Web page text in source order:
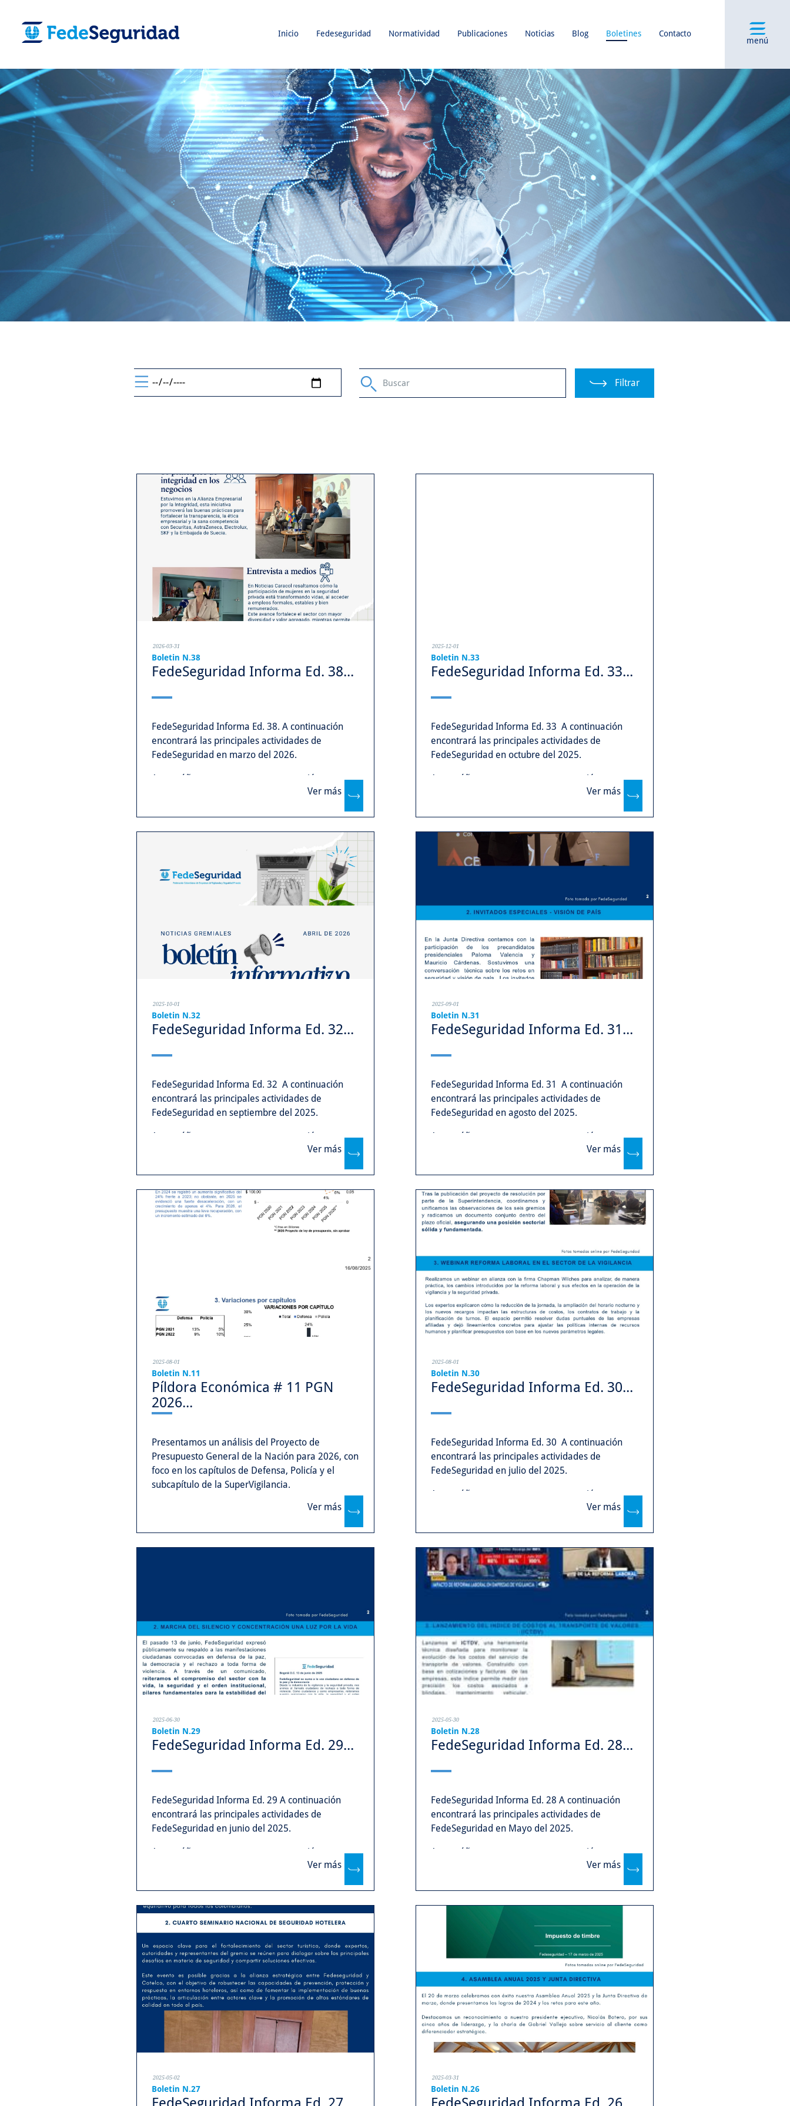
Inicio Fedeseguridad Normatividad Publicaciones Noticias Blog Boletines Contacto
menú
Filtrar
2026-03-31
Boletin N.38
FedeSeguridad Informa Ed. 38...
FedeSeguridad Informa Ed. 38. A continuación
encontrará las principales actividades de
FedeSeguridad en marzo del 2026.
Acompáñenos y conozca nuestra gestión.
Ver más
2025-12-01
Boletin N.33
FedeSeguridad Informa Ed. 33...
FedeSeguridad Informa Ed. 33 A continuación
encontrará las principales actividades de
FedeSeguridad en octubre del 2025.
Acompáñenos y conozca nuestra gestión.
Ver más
2025-10-01
Boletin N.32
FedeSeguridad Informa Ed. 32...
FedeSeguridad Informa Ed. 32 A continuación
encontrará las principales actividades de
FedeSeguridad en septiembre del 2025.
Acompáñenos y conozca nuestra gestión.
Ver más
2025-09-01
Boletin N.31
FedeSeguridad Informa Ed. 31...
FedeSeguridad Informa Ed. 31 A continuación
encontrará las principales actividades de
FedeSeguridad en agosto del 2025.
Acompáñenos y conozca nuestra gestión.
Ver más
2025-08-01
Boletin N.11
Píldora Económica # 11 PGN
2026...
Presentamos un análisis del Proyecto de
Presupuesto General de la Nación para 2026, con
foco en los capítulos de Defensa, Policía y el
subcapítulo de la SuperVigilancia.
Incluye evolución 2020-2026, participaci&oa...
Ver más
2025-08-01
Boletin N.30
FedeSeguridad Informa Ed. 30...
FedeSeguridad Informa Ed. 30 A continuación
encontrará las principales actividades de
FedeSeguridad en julio del 2025.
Acompáñenos y conozca nuestra gestión.
Ver más
2025-06-30
Boletin N.29
FedeSeguridad Informa Ed. 29...
FedeSeguridad Informa Ed. 29 A continuación
encontrará las principales actividades de
FedeSeguridad en junio del 2025.
Acompáñenos y conozca nuestra gestión.
Ver más
2025-05-30
Boletin N.28
FedeSeguridad Informa Ed. 28...
FedeSeguridad Informa Ed. 28 A continuación
encontrará las principales actividades de
FedeSeguridad en Mayo del 2025.
Acompáñenos y conozca nuestra gestión.
Ver más
2025-05-02
Boletin N.27
2025-03-31
Boletin N.26